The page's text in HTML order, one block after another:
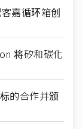
嘉循环箱创
将矽和碳化
的合作并颁